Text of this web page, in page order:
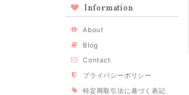
Information
About
Blog
Contact
プライバシーポリシー
特定商取引法に基づく表記